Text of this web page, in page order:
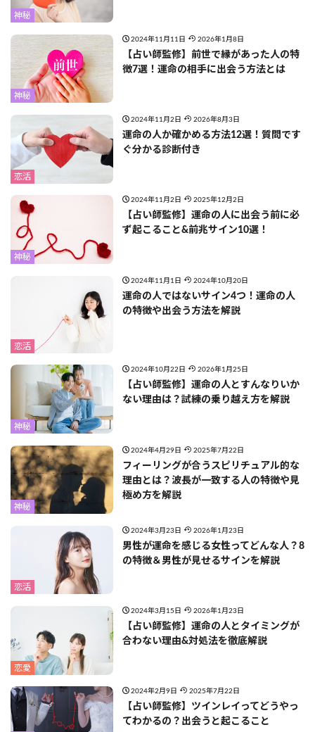
神秘
神秘
2024年11月11日 2026年1月8日
【占い師監修】前世で縁があった人の特
徴7選！運命の相手に出会う方法とは
恋活
2024年11月2日 2026年8月3日
運命の人か確かめる方法12選！質問です
ぐ分かる診断付き
神秘
2024年11月2日 2025年12月2日
【占い師監修】運命の人に出会う前に必
ず起こること&前兆サイン10選！
恋活
2024年11月1日 2024年10月20日
運命の人ではないサイン4つ！運命の人
の特徴や出会う方法を解説
神秘
2024年10月22日 2026年1月25日
【占い師監修】運命の人とすんなりいか
ない理由は？試練の乗り越え方を解説
神秘
2024年4月29日 2025年7月22日
フィーリングが合うスピリチュアル的な
理由とは？波長が一致する人の特徴や見
極め方を解説
恋活
2024年3月23日 2026年1月23日
男性が運命を感じる女性ってどんな人？8
の特徴＆男性が見せるサインを解説
恋愛
2024年3月15日 2026年1月23日
【占い師監修】運命の人とタイミングが
合わない理由&対処法を徹底解説
2024年2月9日 2025年7月22日
【占い師監修】ツインレイってどうやっ
てわかるの？出会うと起こること